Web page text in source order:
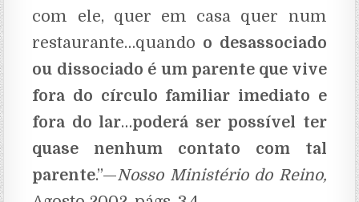
com ele, quer em casa quer num
restaurante…quando o desassociado
ou dissociado é um parente que vive
fora do círculo familiar imediato e
fora do lar…poderá ser possível ter
quase nenhum contato com tal
parente.”—Nosso Ministério do Reino,